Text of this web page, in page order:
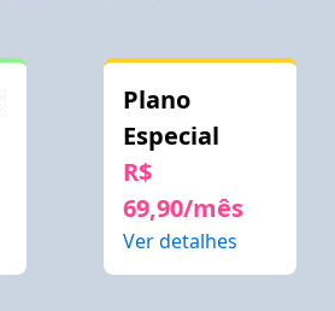
Plano
Especial
R$
69,90/mês
Ver detalhes